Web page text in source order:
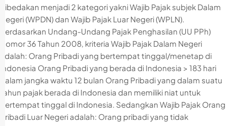
dibedakan menjadi 2 kategori yakni Wajib Pajak subjek Dalam
Negeri (WPDN) dan Wajib Pajak Luar Negeri (WPLN).
Berdasarkan Undang-Undang Pajak Penghasilan (UU PPh)
Nomor 36 Tahun 2008, kriteria Wajib Pajak Dalam Negeri
adalah: Orang Pribadi yang bertempat tinggal/menetap di
Indonesia Orang Pribadi yang berada di Indonesia > 183 hari
dalam jangka waktu 12 bulan Orang Pribadi yang dalam suatu
tahun pajak berada di Indonesia dan memiliki niat untuk
bertempat tinggal di Indonesia. Sedangkan Wajib Pajak Orang
Pribadi Luar Negeri adalah: Orang pribadi yang tidak